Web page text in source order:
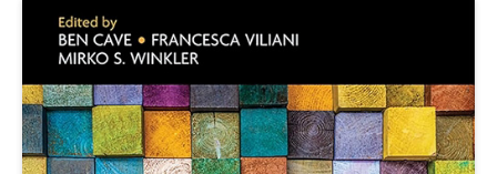
Handbook
Health
Impact
Assessment est
disponible